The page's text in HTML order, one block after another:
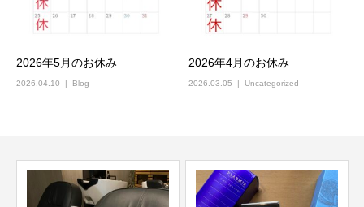
2026年5月のお休み
2026.04.10 Blog
2026年4月のお休み
2026.03.05 Uncategorized